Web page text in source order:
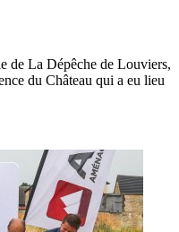
de La Dépêche de Louviers,
du Château qui a eu lieu